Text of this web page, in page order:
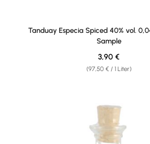
Tanduay Especia Spiced 40% vol.
Sample
(97,50 € / 1 Liter)
Regulärer Preis:
3,90 €